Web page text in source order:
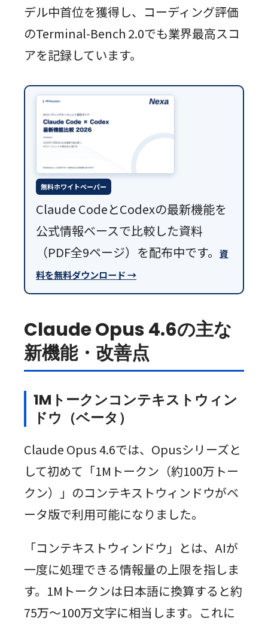
デル中首位を獲得し、コーディング評価
のTerminal-Bench 2.0でも業界最高スコ
アを記録しています。
無料ホワイトペーパー
Claude CodeとCodexの最新機能を
公式情報ベースで比較した資料
（PDF全9ページ）を配布中です。 資
料を無料ダウンロード →
Claude Opus 4.6の主な
新機能・改善点
1Mトークンコンテキストウィン
ドウ（ベータ）
Claude Opus 4.6では、Opusシリーズと
して初めて「1Mトークン（約100万トー
クン）」のコンテキストウィンドウがベ
ータ版で利用可能になりました。
「コンテキストウィンドウ」とは、AIが
一度に処理できる情報量の上限を指しま
す。1Mトークンは日本語に換算すると約
75万〜100万文字に相当します。これに